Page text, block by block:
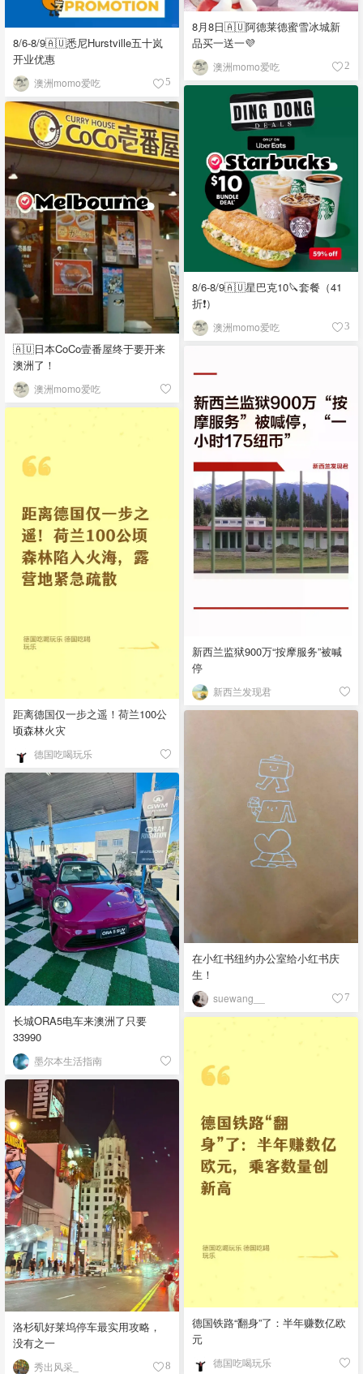
8月8日🇦🇺阿德莱德蜜雪冰城新
品买一送一💜
澳洲momo爱吃 2
8/6-8/9🇦🇺悉尼Hurstville五十岚
开业优惠
澳洲momo爱吃 5
8/6-8/9🇦🇺星巴克10🔪套餐（41
折❗）
澳洲momo爱吃 3
🇦🇺日本CoCo壹番屋终于要开来
澳洲了！
澳洲momo爱吃
新西兰监狱900万“按摩服务”被喊
停
新西兰发现君
距离德国仅一步之遥！荷兰100公
顷森林火灾
德国吃喝玩乐
在小红书纽约办公室给小红书庆
生！
suewang__ 7
长城ORA5电车来澳洲了只要
33990
墨尔本生活指南
德国铁路“翻身”了：半年赚数亿欧
元
德国吃喝玩乐
洛杉矶好莱坞停车最实用攻略，
没有之一
秀出风采_ 8